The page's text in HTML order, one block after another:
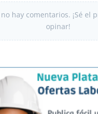
hay comentarios. ¡Sé el
opinar!